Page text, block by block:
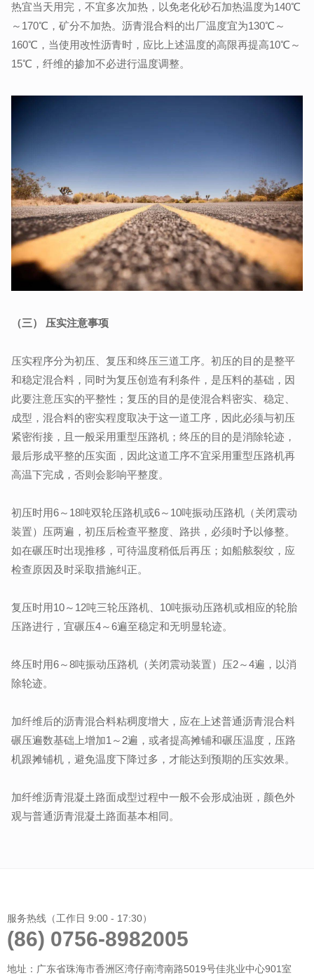
热宜当天用完，不宜多次加热，以免老化砂石加热温度为140℃
～170℃，矿分不加热。沥青混合料的出厂温度宜为130℃～
160℃，当使用改性沥青时，应比上述温度的高限再提高10℃～
15℃，纤维的掺加不必进行温度调整。
（三） 压实注意事项
压实程序分为初压、复压和终压三道工序。初压的目的是整平
和稳定混合料，同时为复压创造有利条件，是压料的基础，因
此要注意压实的平整性；复压的目的是使混合料密实、稳定、
成型，混合料的密实程度取决于这一道工序，因此必须与初压
紧密衔接，且一般采用重型压路机；终压的目的是消除轮迹，
最后形成平整的压实面，因此这道工序不宜采用重型压路机再
高温下完成，否则会影响平整度。
初压时用6～18吨双轮压路机或6～10吨振动压路机（关闭震动
装置）压两遍，初压后检查平整度、路拱，必须时予以修整。
如在碾压时出现推移，可待温度稍低后再压；如船舷裂纹，应
检查原因及时采取措施纠正。
复压时用10～12吨三轮压路机、10吨振动压路机或相应的轮胎
压路进行，宜碾压4～6遍至稳定和无明显轮迹。
终压时用6～8吨振动压路机（关闭震动装置）压2～4遍，以消
除轮迹。
加纤维后的沥青混合料粘稠度增大，应在上述普通沥青混合料
碾压遍数基础上增加1～2遍，或者提高摊铺和碾压温度，压路
机跟摊铺机，避免温度下降过多，才能达到预期的压实效果。
加纤维沥青混凝土路面成型过程中一般不会形成油斑，颜色外
观与普通沥青混凝土路面基本相同。
服务热线（工作日 9:00 - 17:30）
(86) 0756-8982005
地址：广东省珠海市香洲区湾仔南湾南路5019号佳兆业中心901室